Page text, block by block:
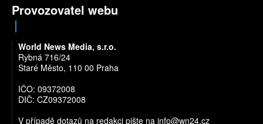
Provozovatel webu
World News Media, s.r.o.
Rybná 716/24
Staré Město, 110 00 Praha
IČO: 09372008
DIČ: CZ09372008
V případě dotazů na redakci pište na info@wn24.cz